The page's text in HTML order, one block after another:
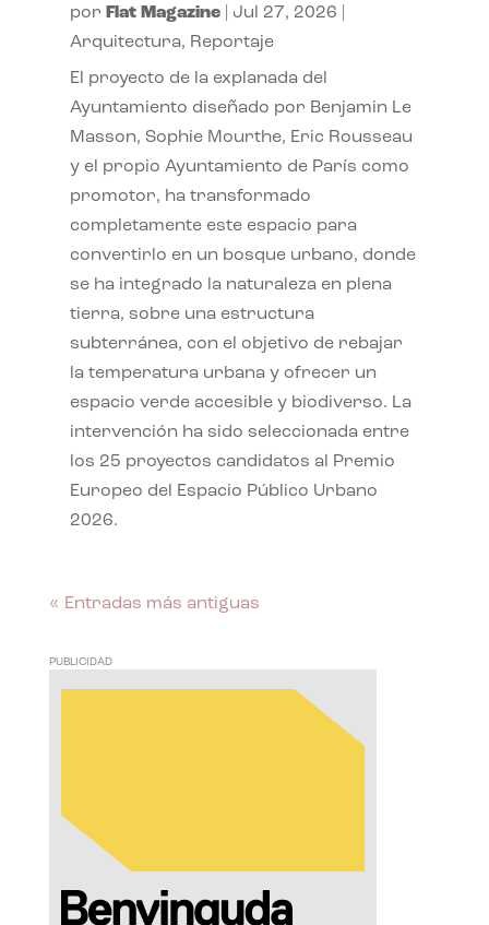
por Flat Magazine| Jul 27, 2026
Arquitectura, Reportaje
El proyecto de la explanada del
Ayuntamiento diseñado por Benjamin Le
Masson, Sophie Mourthe, Eric Rousseau
y el propio Ayuntamiento de París como
promotor, ha transformado
completamente este espacio para
convertirlo en un bosque urbano, donde
se ha integrado la naturaleza en plena
tierra, sobre una estructura
subterránea, con el objetivo de rebajar
la temperatura urbana y ofrecer un
espacio verde accesible y biodiverso. La
intervención ha sido seleccionada entre
los 25 proyectos candidatos al Premio
Europeo del Espacio Público Urbano
2026.
« Entradas más antiguas
PUBLICIDAD